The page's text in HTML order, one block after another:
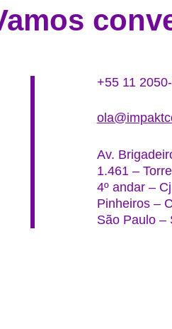
+55 11
Av.
1.461 –
4º andar –
Pinheiros –
São Paulo –